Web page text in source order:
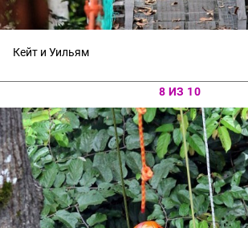
Кейт и Уильям
8 ИЗ 10